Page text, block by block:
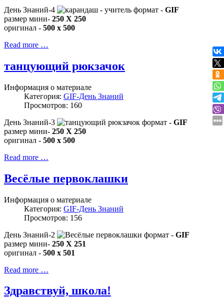
День Знаний-4 формат - GIF
размер мини- 250 X 250
оригинал - 500 x 500
Read more …
танцующий рюкзачок
Информация о материале
Категория: GIF-День Знаний
Просмотров: 160
День Знаний-3
формат - GIF
размер мини- 250 X 250
оригинал - 500 x 500
Read more …
Весёлые первоклашки
Информация о материале
Категория: GIF-День Знаний
Просмотров: 156
День Знаний-2
формат - GIF
размер мини- 250 X 251
оригинал - 500 x 501
Read more …
Здравствуй, школа!